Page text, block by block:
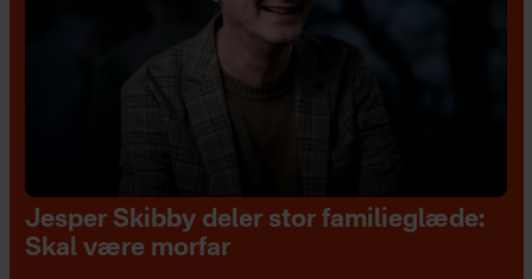
Jesper Skibby deler stor familieglæde:
Skal være morfar